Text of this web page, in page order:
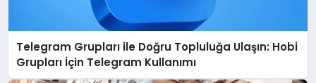
Telegram Grupları ile Doğru Topluluğa Ulaşın: Hobi
Grupları İçin Telegram Kullanımı